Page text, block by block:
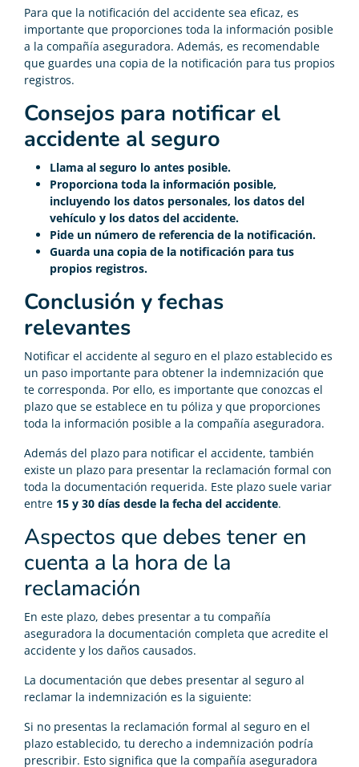
Para que la notificación del accidente sea eficaz, es
importante que proporciones toda la información posible
a la compañía aseguradora. Además, es recomendable
que guardes una copia de la notificación para tus propios
registros.
Consejos para notificar el
accidente al seguro
Llama al seguro lo antes posible.
Proporciona toda la información posible,
incluyendo los datos personales, los datos del
vehículo y los datos del accidente.
Pide un número de referencia de la notificación.
Guarda una copia de la notificación para tus
propios registros.
Conclusión y fechas
relevantes
Notificar el accidente al seguro en el plazo establecido es
un paso importante para obtener la indemnización que
te corresponda. Por ello, es importante que conozcas el
plazo que se establece en tu póliza y que proporciones
toda la información posible a la compañía aseguradora.
Además del plazo para notificar el accidente, también
existe un plazo para presentar la reclamación formal con
toda la documentación requerida. Este plazo suele variar
entre 15 y 30 días desde la fecha del accidente.
Aspectos que debes tener en
cuenta a la hora de la
reclamación
En este plazo, debes presentar a tu compañía
aseguradora la documentación completa que acredite el
accidente y los daños causados.
La documentación que debes presentar al seguro al
reclamar la indemnización es la siguiente:
Si no presentas la reclamación formal al seguro en el
plazo establecido, tu derecho a indemnización podría
prescribir. Esto significa que la compañía aseguradora